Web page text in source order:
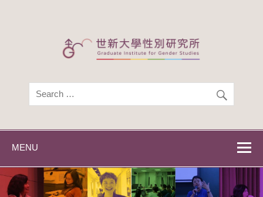
世新大學性別研
世新大學性別研究所
MENU